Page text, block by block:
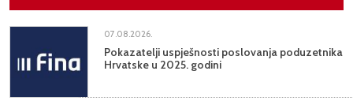
07.08.2026.
Pokazatelji uspješnosti poslovanja poduzetnika
Hrvatske u 2025. godini